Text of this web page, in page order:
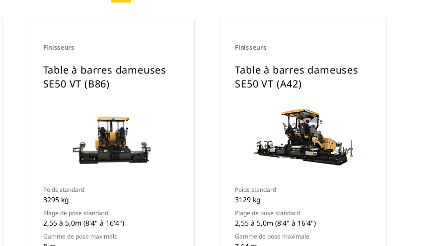
Finisseurs
Table à barres dameuses
SE50 VT (B86)
Poids standard
3295 kg
Plage de pose standard
2,55 à 5,0m (8'4" à 16'4")
Gamme de pose maximale
Finisseurs
Table à barres dameuses
SE50 VT (A42)
Poids standard
3129 kg
Plage de pose standard
2,55 à 5,0m (8'4" à 16'4")
Gamme de pose maximale